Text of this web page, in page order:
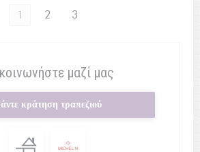
1 2 3
μαζί μας
κράτηση τραπεζιού